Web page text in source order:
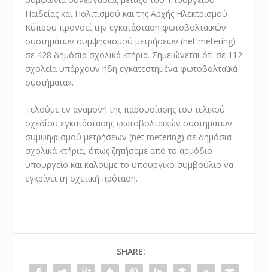
Παιδείας και Πολιτισμού και της Αρχής Ηλεκτρισμού
Κύπρου προνοεί την εγκατάσταση φωτοβολταϊκών
συστημάτων συμψηφισμού μετρήσεων (net metering)
σε 428 δημόσια σχολικά κτήρια. Σημειώνεται ότι σε 112
σχολεία υπάρχουν ήδη εγκατεστημένα φωτοβολταϊκά
συστήματα».
Τελούμε εν αναμονή της παρουσίασης του τελικού
σχεδίου εγκατάστασης φωτοβολταϊκών συστημάτων
συμψηφισμού μετρήσεων (net metering) σε δημόσια
σχολικά κτήρια, όπως ζητήσαμε από το αρμόδιο
υπουργείο και καλούμε το υπουργικό συμβούλιο να
εγκρίνει τη σχετική πρόταση.
SHARE: